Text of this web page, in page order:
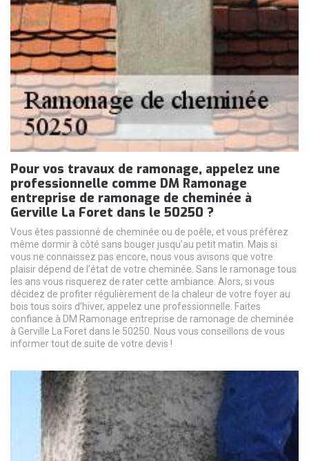
Pour vos travaux de ramonage, appelez une
professionnelle comme DM Ramonage
entreprise de ramonage de cheminée à
Gerville La Foret dans le 50250 ?
Vous êtes passionné de cheminée ou de poêle, et vous préférez
même dormir à côté sans bouger jusqu’au petit matin. Mais si
vous ne connaissez pas encore, nous vous avisons que votre
plaisir dépend de l’état de votre cheminée. Sans le ramonage tous
les ans vous risquerez de rater cette ambiance. Alors, si vous
décidez de profiter régulièrement de la chaleur de votre foyer au
bois tous soirs d’hiver, appelez une professionnelle. Faites
confiance à DM Ramonage entreprise de ramonage de cheminée
à Gerville La Foret dans le 50250. Nous vous conseillons de vous
informer tout de suite de votre devis !